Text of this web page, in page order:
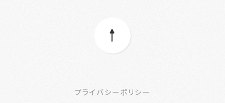
プライバシーポリシー